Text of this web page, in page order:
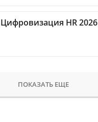
Цифровизация HR 2026
ПОКАЗАТЬ ЕЩЕ